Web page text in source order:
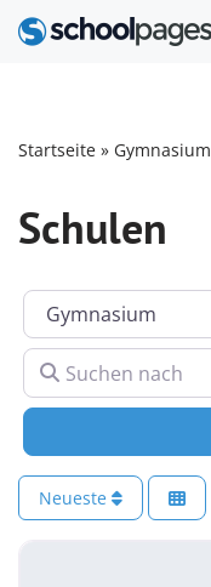
Startseite » Gymnasium
Schulen
Kategorie
Suchen nach
Neueste